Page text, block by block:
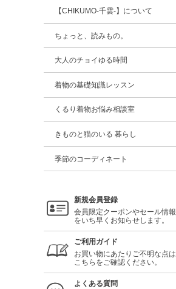
【CHIKUMO-千雲-】について
ちょっと、読みもの。
大人のチョイゆる時間
着物の基礎知識レッスン
くるり着物お悩み相談室
きものと猫のいる 暮らし
季節のコーディネート
新規会員登録
会員限定クーポンやセール情報
をいち早くお知らせします。
ご利用ガイド
お買い物にあたりご不明な点は
こちらをご確認ください。
よくある質問